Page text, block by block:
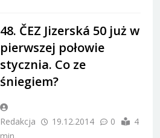
48. ČEZ Jizerská 50 już w
pierwszej połowie
stycznia. Co ze
śniegiem?
Redakcja 19.12.2014 0
4